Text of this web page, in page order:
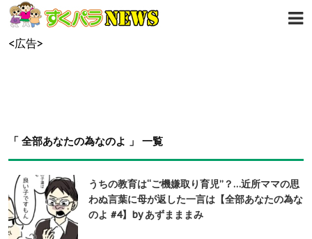
<広告>
「 全部あなたの為なのよ 」 一覧
うちの教育は“ご機嫌取り育児”？…近所ママの思
わぬ言葉に母が返した一言は【全部あなたの為な
のよ #4】by あずまままみ